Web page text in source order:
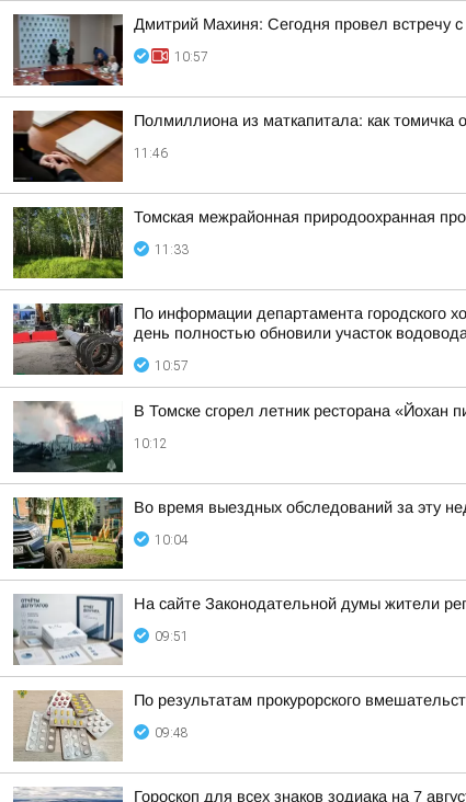
Дмитрий Махиня: Сегодня провел встречу
10:57
Полмиллиона из маткапитала: как томичка
11:46
Томская межрайонная природоохранная
11:33
По информации департамента городского
день полностью обновили участок
10:57
В Томске сгорел летник ресторана «Йохан
10:12
Во время выездных обследований за эту
10:04
На сайте Законодательной думы жители
09:51
По результатам прокурорского
09:48
Гороскоп для всех знаков зодиака на 7